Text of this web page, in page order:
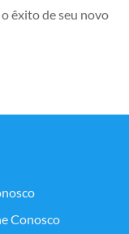
o êxito de seu novo
Conosco